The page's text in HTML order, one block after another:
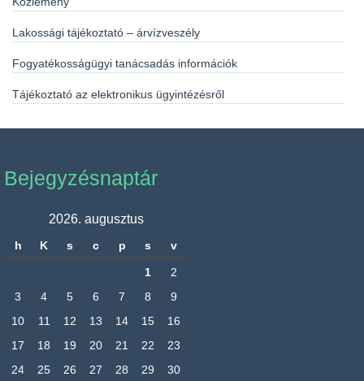
Lakossági tájékoztató – árvízveszély
Fogyatékosságügyi tanácsadás információk
Tájékoztató az elektronikus ügyintézésről
Bejegyzésnaptár
2026. augusztus
h K s c p s v
1
2
3
4 5 6 7 8
9
10
11 12 13 14 15
16
17
18 19 20 21 22
23
24
25 26 27 28 29 30